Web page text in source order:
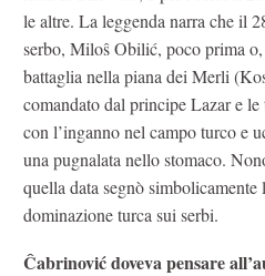
le altre. La leggenda narra che il
serbo, Miloŝ Obilić, poco prima
battaglia nella piana dei Merli
comandato dal principe Lazar e le
con l’inganno nel campo turco e
una pugnalata nello stomaco.
quella data segnò simbolicamente
dominazione turca sui serbi.
Ĉabrinović doveva pensare